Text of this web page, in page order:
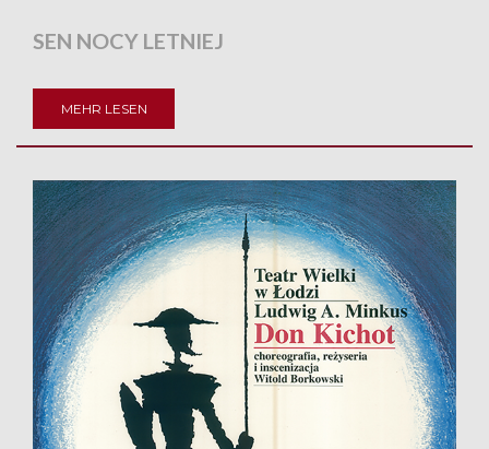
SEN NOCY LETNIEJ
MEHR LESEN